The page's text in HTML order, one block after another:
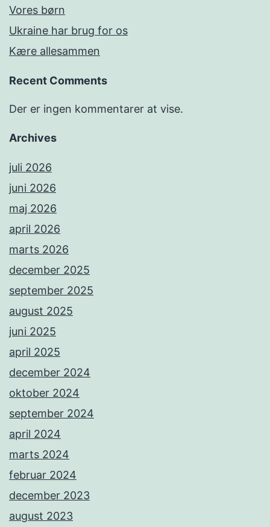
Vores børn
Ukraine har brug for os
Kære allesammen
Recent Comments
Der er ingen kommentarer at vise.
Archives
juli 2026
juni 2026
maj 2026
april 2026
marts 2026
december 2025
september 2025
august 2025
juni 2025
april 2025
december 2024
oktober 2024
september 2024
april 2024
marts 2024
februar 2024
december 2023
august 2023